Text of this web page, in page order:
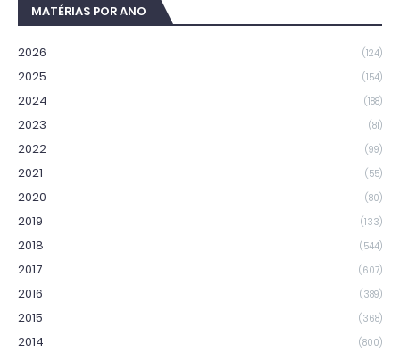
MATÉRIAS POR ANO
2026 (124)
2025 (154)
2024 (188)
2023 (81)
2022 (99)
2021 (55)
2020 (80)
2019 (133)
2018 (544)
2017 (607)
2016 (389)
2015 (368)
2014 (800)